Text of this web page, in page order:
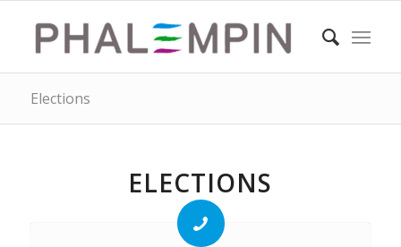
Elections
ELECTIONS